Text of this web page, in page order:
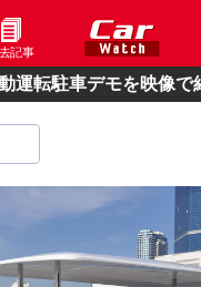
記事
運転駐車デモを映像で